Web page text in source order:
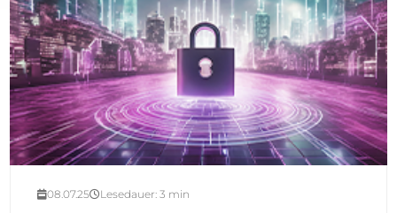
08.07.25 Lesedauer: 3 min